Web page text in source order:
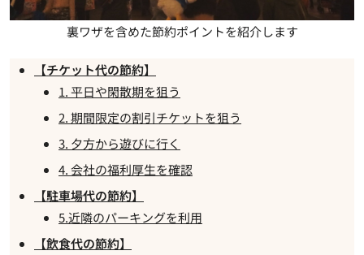
裏ワザを含めた節約ポイントを紹介します
【チケット代の節約】
1. 平日や閑散期を狙う
2. 期間限定の割引チケットを狙う
3. 夕方から遊びに行く
4. 会社の福利厚生を確認
【駐車場代の節約】
5.近隣のパーキングを利用
【飲食代の節約】